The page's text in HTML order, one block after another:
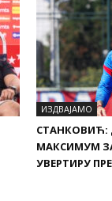
ИЗДВАЈАМО
МАКСИМУМ
УВЕРТИРУ